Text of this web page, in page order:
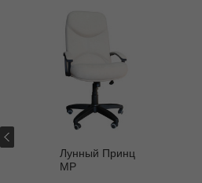
Лунный Принц
MP